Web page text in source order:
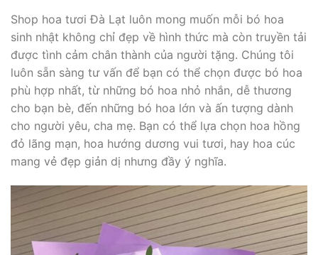
Shop hoa tươi Đà Lạt luôn mong muốn mỗi bó hoa
sinh nhật không chỉ đẹp về hình thức mà còn truyền tải
được tình cảm chân thành của người tặng. Chúng tôi
luôn sẵn sàng tư vấn để bạn có thể chọn được bó hoa
phù hợp nhất, từ những bó hoa nhỏ nhắn, dễ thương
cho bạn bè, đến những bó hoa lớn và ấn tượng dành
cho người yêu, cha mẹ. Bạn có thể lựa chọn hoa hồng
đỏ lãng mạn, hoa hướng dương vui tươi, hay hoa cúc
mang vẻ đẹp giản dị nhưng đầy ý nghĩa.